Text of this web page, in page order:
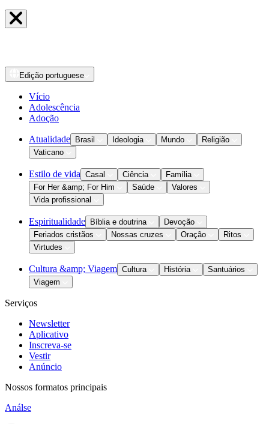
Edição portuguese
Vício
Adolescência
Adoção
Atualidade Brasil Ideologia Mundo
Religião
Vaticano
Estilo de vida Casal Ciência
Família
For Her &amp; For Him
Saúde
Valores
Vida profissional
Espiritualidade Bíblia e doutrina
Devoção
Feriados cristãos
Nossas cruzes Oração
Ritos
Virtudes
Cultura &amp; Viagem Cultura História
Santuários
Viagem
Serviços
Newsletter
Aplicativo
Inscreva-se
Vestir
Anúncio
Nossos formatos principais
Análse